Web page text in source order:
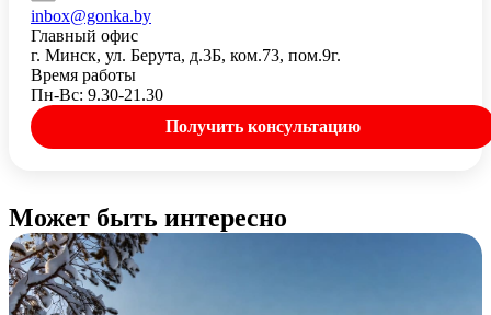
inbox@gonka.by
Главный офис
г. Минск, ул. Берута, д.3Б, ком.73, пом.9г.
Время работы
Пн-Вс: 9.30-21.30
Получить консультацию
Может быть интересно